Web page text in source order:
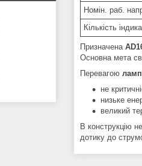
Номін. раб.
Кількість
Призначена
Основна мета
Перевагою
не
низьке
великий
В конструкцію
дотику до